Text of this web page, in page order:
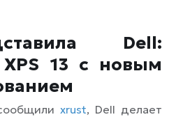
Dell:
13 с новым
xrust, Dell делает